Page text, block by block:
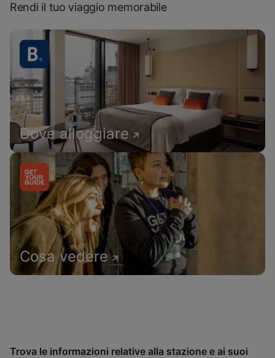
Rendi il tuo viaggio memorabile
Dove alloggiare
Cosa vedere
Trova le informazioni relative alla stazione e ai suoi